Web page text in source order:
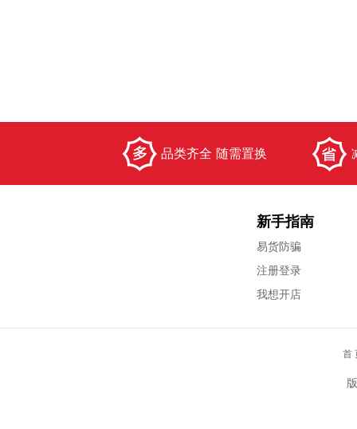
品类齐全 随需置换
新手指南
易货防骗
注册登录
我想开店
首